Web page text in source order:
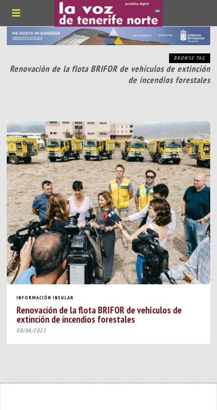
BROWSE TAG
Renovación de la flota BRIFOR de vehículos de extinción
de incendios forestales
INFORMACIÓN INSULAR
Renovación de la flota BRIFOR de vehículos de
extinción de incendios forestales
08/08/2023